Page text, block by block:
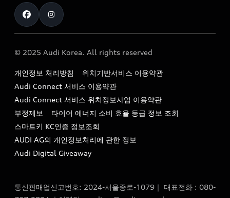
The new Audi A6 Taste Drive 이벤트
내비게이션 데이터 다운로드
아우디 영상 매뉴얼
서비스 센터
서비스 프로그램
아우디 e-tron 케어 프로그램
사설수리업체를 위한 권고사항
Formula 1
Audi Story
아우디코리아 소식
아우디코리아 소개
아우디 스토리
아우디 브랜드 히스토리
quattro 시스템
통신판매업신고번호 : 2024-서울종로-1079
대표자명 : 틸 셰어
딩)
이메일 : audi_m@audi-ccc.co.kr
© 2025 Audi Korea. All rights reserved
개인정보 처리방침
위치기반서비스 이용약관
Audi Connect 서비스 이용약관
Audi Connect 서비스 위치정보사업 이용약관
부정제보
타이어 에너지 소비 효율 등급 정보 조회
스마트키 KC인증 정보조회
AUDI AG의 개인정보처리에 관한 정보
Audi Digital Giveaway
통신판매업신고번호: 2024-서울종로-1079｜ 대표전화 : 080-